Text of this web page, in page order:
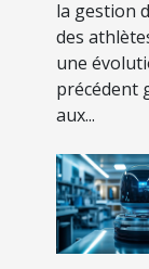
la
la gestion
des
une
précédent
aux...